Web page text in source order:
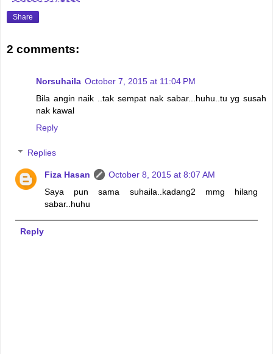
Share
2 comments:
Norsuhaila October 7, 2015 at 11:04 PM
Bila angin naik ..tak sempat nak sabar...huhu..tu yg susah
nak kawal
Reply
Replies
Fiza Hasan
October 8, 2015 at 8:07 AM
Saya pun sama suhaila..kadang2 mmg hilang
sabar..huhu
Reply